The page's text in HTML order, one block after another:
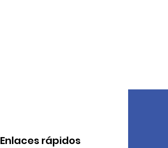
Enlaces rápidos